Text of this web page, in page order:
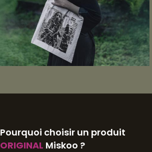
Pourquoi choisir un produit
ORIGINAL Miskoo ?